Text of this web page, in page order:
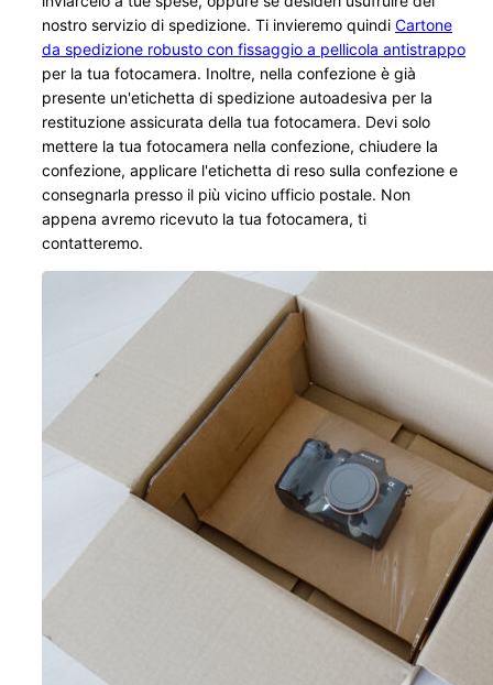
nostro servizio di spedizione. Ti invieremo quindi Cartone
da spedizione robusto con fissaggio a pellicola antistrappo
per la tua fotocamera. Inoltre, nella confezione è già
presente un'etichetta di spedizione autoadesiva per la
restituzione assicurata della tua fotocamera. Devi solo
mettere la tua fotocamera nella confezione, chiudere la
confezione, applicare l'etichetta di reso sulla confezione e
consegnarla presso il più vicino ufficio postale. Non
appena avremo ricevuto la tua fotocamera, ti
contatteremo.